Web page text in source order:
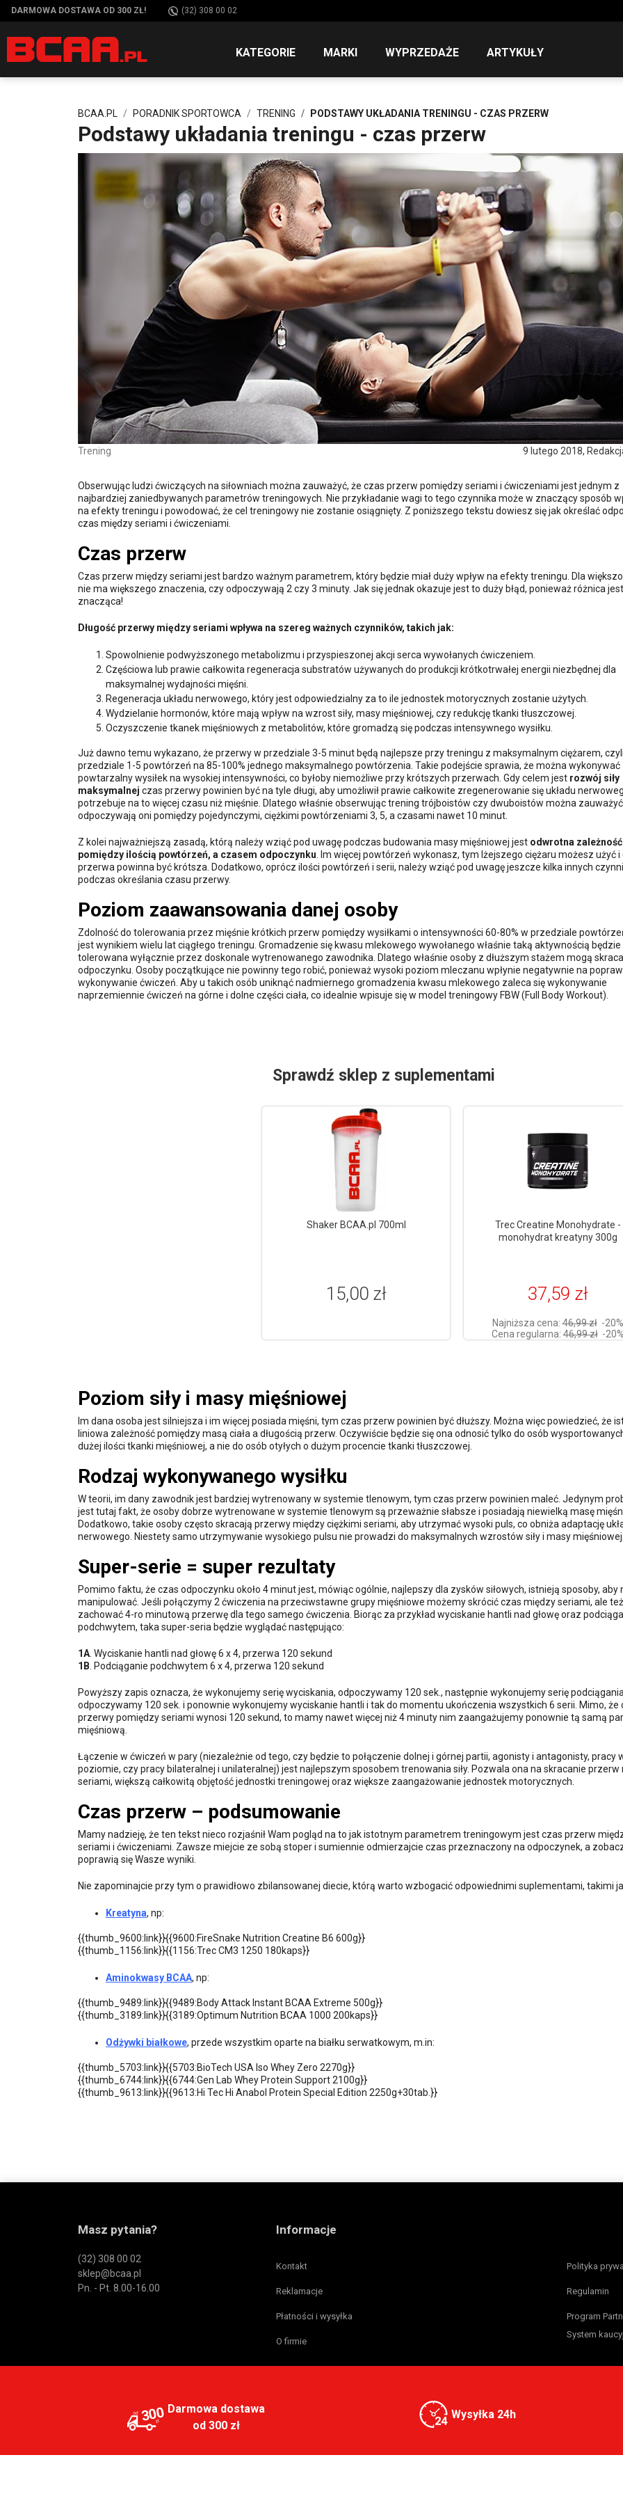
DARMOWA DOSTAWA OD 300 ZŁ! (32) 308 00 02
KATEGORIE MARKI WYPRZEDAŻE ARTYKUŁY
BCAA.PL PORADNIK SPORTOWCA TRENING PODSTAWY UKŁADANIA TRENINGU - CZAS PRZERW
Podstawy układania treningu - czas przerw
Trening 9 lutego 2018,
Obserwując ludzi ćwiczących na siłowniach można zauważyć, że czas przerw pomiędzy seriami i ćwiczeniami jest jednym z
najbardziej zaniedbywanych parametrów treningowych. Nie przykładanie wagi to tego czynnika może w znaczący sposób
na efekty treningu i powodować, że cel treningowy nie zostanie osiągnięty. Z poniższego tekstu dowiesz się jak określać
czas między seriami i ćwiczeniami.
Czas przerw
Czas przerw między seriami jest bardzo ważnym parametrem, który będzie miał duży wpływ na efekty treningu. Dla
nie ma większego znaczenia, czy odpoczywają 2 czy 3 minuty. Jak się jednak okazuje jest to duży błąd, ponieważ różnica jest
znacząca!
Długość przerwy między seriami wpływa na szereg ważnych czynników, takich jak:
Spowolnienie podwyższonego metabolizmu i przyspieszonej akcji serca wywołanych ćwiczeniem.
Częściowa lub prawie całkowita regeneracja substratów używanych do produkcji krótkotrwałej energii niezbędnej dla
maksymalnej wydajności mięśni.
Regeneracja układu nerwowego, który jest odpowiedzialny za to ile jednostek motorycznych zostanie użytych.
Wydzielanie hormonów, które mają wpływ na wzrost siły, masy mięśniowej, czy redukcję tkanki tłuszczowej.
Oczyszczenie tkanek mięśniowych z metabolitów, które gromadzą się podczas intensywnego wysiłku.
Już dawno temu wykazano, że przerwy w przedziale 3-5 minut będą najlepsze przy treningu z maksymalnym ciężarem,
przedziale 1-5 powtórzeń na 85-100% jednego maksymalnego powtórzenia. Takie podejście sprawia, że można wykonywać
powtarzalny wysiłek na wysokiej intensywności, co byłoby niemożliwe przy krótszych przerwach. Gdy celem jest rozwój siły
maksymalnej czas przerwy powinien być na tyle długi, aby umożliwił prawie całkowite zregenerowanie się układu
potrzebuje na to więcej czasu niż mięśnie. Dlatego właśnie obserwując trening trójboistów czy dwuboistów można
odpoczywają oni pomiędzy pojedynczymi, ciężkimi powtórzeniami 3, 5, a czasami nawet 10 minut.
Z kolei najważniejszą zasadą, którą należy wziąć pod uwagę podczas budowania masy mięśniowej jest odwrotna zależność
pomiędzy ilością powtórzeń, a czasem odpoczynku . Im więcej powtórzeń wykonasz, tym lżejszego ciężaru możesz użyć i
przerwa powinna być krótsza. Dodatkowo, oprócz ilości powtórzeń i serii, należy wziąć pod uwagę jeszcze kilka innych
podczas określania czasu przerwy.
Poziom zaawansowania danej osoby
Zdolność do tolerowania przez mięśnie krótkich przerw pomiędzy wysiłkami o intensywności 60-80% w przedziale
jest wynikiem wielu lat ciągłego treningu. Gromadzenie się kwasu mlekowego wywołanego właśnie taką aktywnością będzie
tolerowana wyłącznie przez doskonale wytrenowanego zawodnika. Dlatego właśnie osoby z dłuższym stażem mogą
odpoczynku. Osoby początkujące nie powinny tego robić, ponieważ wysoki poziom mleczanu wpłynie negatywnie na
wykonywanie ćwiczeń. Aby u takich osób uniknąć nadmiernego gromadzenia kwasu mlekowego zaleca się wykonywanie
naprzemiennie ćwiczeń na górne i dolne części ciała, co idealnie wpisuje się w model treningowy FBW (Full Body Workout).
Sprawdź sklep z suplementami
Shaker BCAA.pl 700ml
15,00 zł
Trec Creatine Monohydrate -
monohydrat kreatyny 300g
37,59 zł
Najniższa cena:46,99 zł -20%
Cena regularna:46,99 zł -20%
Poziom siły i masy mięśniowej
Im dana osoba jest silniejsza i im więcej posiada mięśni, tym czas przerw powinien być dłuższy. Można więc powiedzieć, że
liniowa zależność pomiędzy masą ciała a długością przerw. Oczywiście będzie się ona odnosić tylko do osób
dużej ilości tkanki mięśniowej, a nie do osób otyłych o dużym procencie tkanki tłuszczowej.
Rodzaj wykonywanego wysiłku
W teorii, im dany zawodnik jest bardziej wytrenowany w systemie tlenowym, tym czas przerw powinien maleć. Jedynym
jest tutaj fakt, że osoby dobrze wytrenowane w systemie tlenowym są przeważnie słabsze i posiadają niewielką masę
Dodatkowo, takie osoby często skracają przerwy między ciężkimi seriami, aby utrzymać wysoki puls, co obniża adaptację
nerwowego. Niestety samo utrzymywanie wysokiego pulsu nie prowadzi do maksymalnych wzrostów siły i masy mięśniowej.
Super-serie = super rezultaty
Pomimo faktu, że czas odpoczynku około 4 minut jest, mówiąc ogólnie, najlepszy dla zysków siłowych, istnieją sposoby, aby
manipulować. Jeśli połączymy 2 ćwiczenia na przeciwstawne grupy mięśniowe możemy skrócić czas między seriami, ale też
zachować 4-ro minutową przerwę dla tego samego ćwiczenia. Biorąc za przykład wyciskanie hantli nad głowę oraz
podchwytem, taka super-seria będzie wyglądać następująco:
1A . Wyciskanie hantli nad głowę 6 x 4, przerwa 120 sekund
1B . Podciąganie podchwytem 6 x 4, przerwa 120 sekund
Powyższy zapis oznacza, że wykonujemy serię wyciskania, odpoczywamy 120 sek., następnie wykonujemy serię
odpoczywamy 120 sek. i ponownie wykonujemy wyciskanie hantli i tak do momentu ukończenia wszystkich 6 serii. Mimo, że
przerwy pomiędzy seriami wynosi 120 sekund, to mamy nawet więcej niż 4 minuty nim zaangażujemy ponownie tą samą
mięśniową.
Łączenie w ćwiczeń w pary (niezależnie od tego, czy będzie to połączenie dolnej i górnej partii, agonisty i antagonisty, pracy
poziomie, czy pracy bilateralnej i unilateralnej) jest najlepszym sposobem trenowania siły. Pozwala ona na skracanie przerw
seriami, większą całkowitą objętość jednostki treningowej oraz większe zaangażowanie jednostek motorycznych.
Czas przerw – podsumowanie
Mamy nadzieję, że ten tekst nieco rozjaśnił Wam pogląd na to jak istotnym parametrem treningowym jest czas przerw
seriami i ćwiczeniami. Zawsze miejcie ze sobą stoper i sumiennie odmierzajcie czas przeznaczony na odpoczynek, a
poprawią się Wasze wyniki.
Nie zapominajcie przy tym o prawidłowo zbilansowanej diecie, którą warto wzbogacić odpowiednimi suplementami, takimi
Kreatyna, np:
{{thumb_9600:link}}{{9600:FireSnake Nutrition Creatine B6 600g}}
{{thumb_1156:link}}{{1156:Trec CM3 1250 180kaps}}
Aminokwasy BCAA, np:
{{thumb_9489:link}}{{9489:Body Attack Instant BCAA Extreme 500g}}
{{thumb_3189:link}}{{3189:Optimum Nutrition BCAA 1000 200kaps}}
Odżywki białkowe, przede wszystkim oparte na białku serwatkowym, m.in:
{{thumb_5703:link}}{{5703:BioTech USA Iso Whey Zero 2270g}}
{{thumb_6744:link}}{{6744:Gen Lab Whey Protein Support 2100g}}
{{thumb_9613:link}}{{9613:Hi Tec Hi Anabol Protein Special Edition 2250g+30tab.}}
Masz pytania?
(32) 308 00 02
sklep@bcaa.pl
Pn. - Pt. 8.00-16.00
Informacje
Kontakt Polityka
Reklamacje Regulamin
Płatności i wysyłka Program
O firmie
System
300 Darmowa dostawa
od 300 zł
Wysyłka 24h